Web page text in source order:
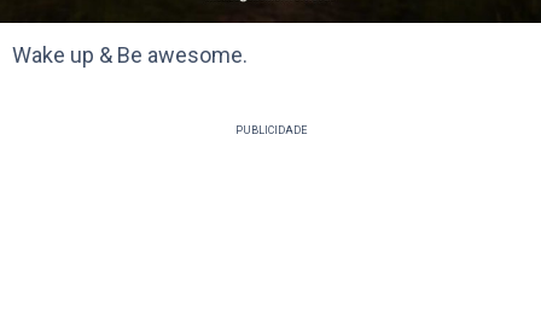
Wake up & Be awesome.
PUBLICIDADE